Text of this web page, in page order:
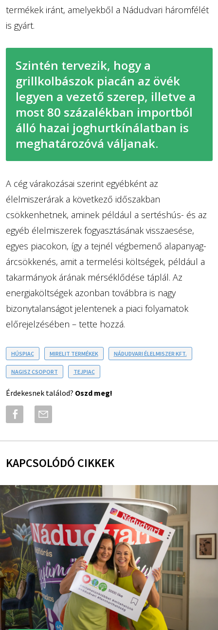
termékek iránt, amelyekből a Nádudvari háromfélét
is gyárt.
Szintén tervezik, hogy a
grillkolbászok piacán az övék
legyen a vezető szerep, illetve a
most 80 százalékban importból
álló hazai joghurtkínálatban is
meghatározóvá váljanak.
A cég várakozásai szerint egyébként az
élelmiszerárak a következő időszakban
csökkenhetnek, aminek például a sertéshús- és az
egyéb élelmiszerek fogyasztásának visszaesése,
egyes piacokon, így a tejnél végbemenő alapanyag-
árcsökkenés, amit a termelési költségek, például a
takarmányok árának mérséklődése táplál. Az
energiaköltségek azonban továbbra is nagy
bizonytalanságot jelentenek a piaci folyamatok
előrejelzésében – tette hozzá.
HÚSPIAC MIRELIT TERMÉKEK NÁDUDVARI ÉLELMISZER KFT.
NAGISZ CSOPORT TEJPIAC
Érdekesnek találod? Oszd meg!
KAPCSOLÓDÓ CIKKEK